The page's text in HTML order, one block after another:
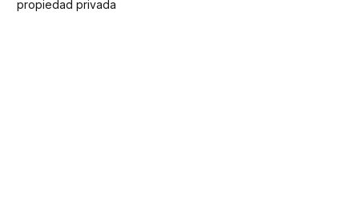
propiedad privada